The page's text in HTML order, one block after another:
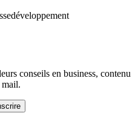
développement
conseils en business, contenu